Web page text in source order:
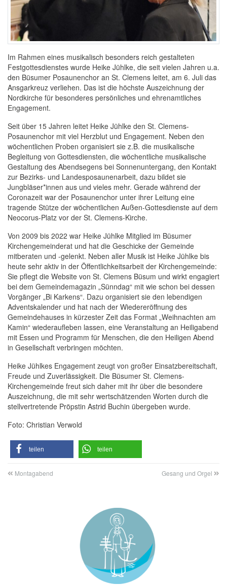
Im Rahmen eines musikalisch besonders reich gestalteten
Festgottesdienstes wurde Heike Jühlke, die seit vielen Jahren u.a.
den Büsumer Posaunenchor an St. Clemens leitet, am 6. Juli das
Ansgarkreuz verliehen. Das ist die höchste Auszeichnung der
Nordkirche für besonderes persönliches und ehrenamtliches
Engagement.
Seit über 15 Jahren leitet Heike Jühlke den St. Clemens-
Posaunenchor mit viel Herzblut und Engagement. Neben den
wöchentlichen Proben organisiert sie z.B. die musikalische
Begleitung von Gottesdiensten, die wöchentliche musikalische
Gestaltung des Abendsegens bei Sonnenuntergang, den Kontakt
zur Bezirks- und Landesposaunenarbeit, dazu bildet sie
Jungbläser*innen aus und vieles mehr. Gerade während der
Coronazeit war der Posaunenchor unter ihrer Leitung eine
tragende Stütze der wöchentlichen Außen-Gottesdienste auf dem
Neocorus-Platz vor der St. Clemens-Kirche.
Von 2009 bis 2022 war Heike Jühlke Mitglied im Büsumer
Kirchengemeinderat und hat die Geschicke der Gemeinde
mitberaten und -gelenkt. Neben aller Musik ist Heike Jühlke bis
heute sehr aktiv in der Öffentlichkeitsarbeit der Kirchengemeinde:
Sie pflegt die Website von St. Clemens Büsum und wirkt engagiert
bei dem Gemeindemagazin „Sünndag“ mit wie schon bei dessen
Vorgänger „Bi Karkens“. Dazu organisiert sie den lebendigen
Adventskalender und hat nach der Wiedereröffnung des
Gemeindehauses in kürzester Zeit das Format „Weihnachten am
Kamin“ wiederaufleben lassen, eine Veranstaltung an Heiligabend
mit Essen und Programm für Menschen, die den Heiligen Abend
in Gesellschaft verbringen möchten.
Heike Jühlkes Engagement zeugt von großer Einsatzbereitschaft,
Freude und Zuverlässigkeit. Die Büsumer St. Clemens-
Kirchengemeinde freut sich daher mit ihr über die besondere
Auszeichnung, die mit sehr wertschätzenden Worten durch die
stellvertretende Pröpstin Astrid Buchin übergeben wurde.
Foto: Christian Verwold
teilen teilen
Montagabend Gesang und Orgel